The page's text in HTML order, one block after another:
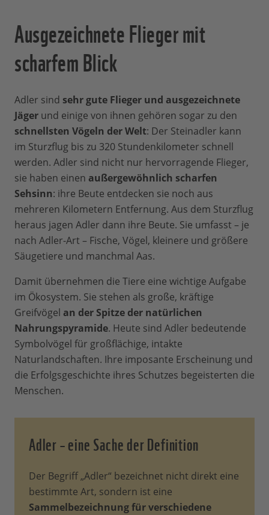
Ausgezeichnete Flieger mit
scharfem Blick
Adler sind sehr gute Flieger und ausgezeichnete
Jäger und einige von ihnen gehören sogar zu den
schnellsten Vögeln der Welt: Der Steinadler kann
im Sturzflug bis zu 320 Stundenkilometer schnell
werden. Adler sind nicht nur hervorragende Flieger,
sie haben einen außergewöhnlich scharfen
Sehsinn: ihre Beute entdecken sie noch aus
mehreren Kilometern Entfernung. Aus dem Sturzflug
heraus jagen Adler dann ihre Beute. Sie umfasst – je
nach Adler-Art – Fische, Vögel, kleinere und größere
Säugetiere und manchmal Aas.
Damit übernehmen die Tiere eine wichtige Aufgabe
im Ökosystem. Sie stehen als große, kräftige
Greifvögel an der Spitze der natürlichen
Nahrungspyramide. Heute sind Adler bedeutende
Symbolvögel für großflächige, intakte
Naturlandschaften. Ihre imposante Erscheinung und
die Erfolgsgeschichte ihres Schutzes begeisterten die
Menschen.
Adler – eine Sache der Definition
Der Begriff „Adler“ bezeichnet nicht direkt eine
bestimmte Art, sondern ist eine
Sammelbezeichnung für verschiedene